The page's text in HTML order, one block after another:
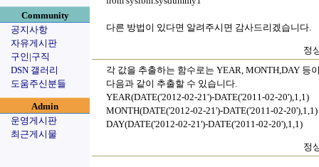
Community
공지사항
자유게시판
구인|구직
DSN 갤러리
도움주신분들
Admin
운영게시판
최근게시물
다른 방법이 있다면 알려주시면 감사드리겠습니다.
정
각 값을 추출하는 함수로는 YEAR, MONTH,DAY 등
다음과 같이 추출할 수 있습니다.
YEAR(DATE('2012-02-21')-DATE('2011-02-20'),1,1)
MONTH(DATE('2012-02-21')-DATE('2011-02-20'),1,1)
DAY(DATE('2012-02-21')-DATE('2011-02-20'),1,1)
정